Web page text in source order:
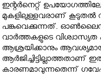
ഇന്റര്‍നെറ്റ്
മുകളിലുള്ളവരാണ് കൂടുതല്‍
പങ്കുവെക്കുന്നത്. ഓണ്‍ലൈന്‍
വാര്‍ത്തകളുടെ
ആശ്രയിക്കാനും
കാരണമാവുന്നതെന്ന്